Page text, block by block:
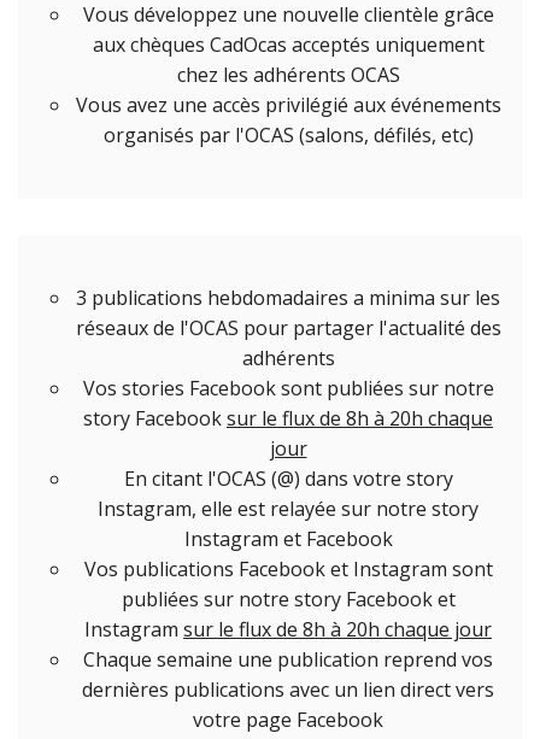
Vous développez une nouvelle clientèle grâce
aux chèques CadOcas acceptés uniquement
chez les adhérents OCAS
Vous avez une accès privilégié aux événements
organisés par l'OCAS (salons, défilés, etc)
3 publications hebdomadaires a minima sur les
réseaux de l'OCAS pour partager l'actualité des
adhérents
Vos stories Facebook sont publiées sur notre
story Facebooksur le flux de 8h à 20h chaque
jour
En citant l'OCAS (@) dans votre story
Instagram, elle est relayée sur notre story
Instagram et Facebook
Vos publications Facebook et Instagram sont
publiées sur notre story Facebook et
Instagram sur le flux de 8h à 20h chaque jour
Chaque semaine une publication reprend vos
dernières publications avec un lien direct vers
votre page Facebook